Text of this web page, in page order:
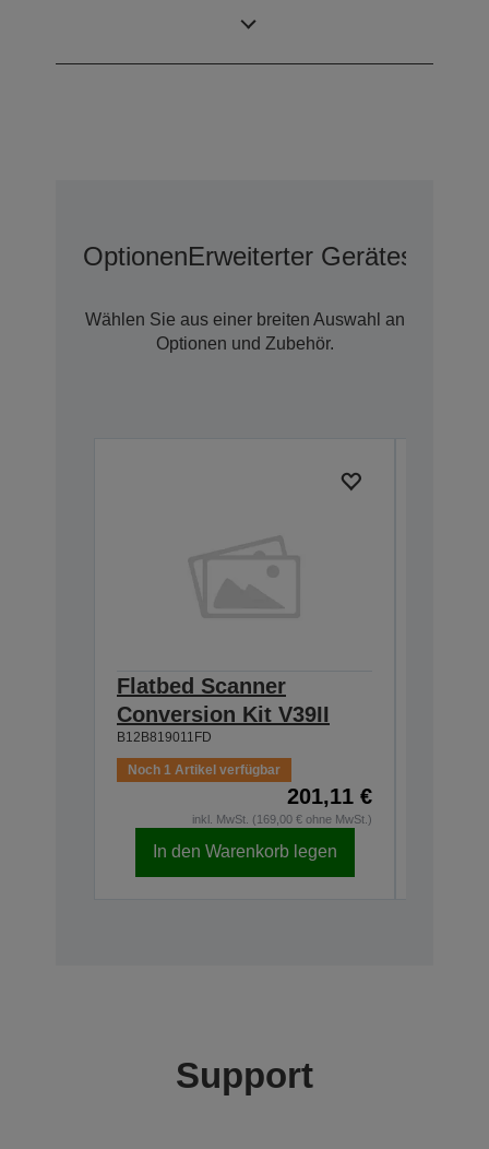
OptionenErweiterter Geräteschutz
Wählen Sie aus einer breiten Auswahl an
Optionen und Zubehör.
Flatbed Scanner
Conversion Kit V39II
B12B819011FD
Noch 1 Artikel verfügbar
201,11 €
inkl. MwSt. (169,00 € ohne MwSt.)
In den Warenkorb legen
Support